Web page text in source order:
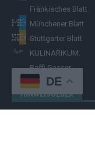
Fränkisches Blatt
Münchener Blatt
Stuttgarter Blatt
KULINARIKUM.
Raffi Gasser
HINWEISGEBER
DE